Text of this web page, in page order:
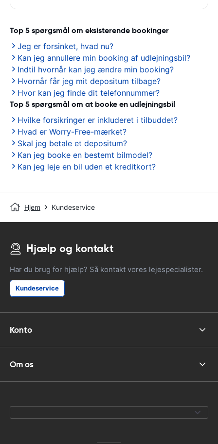
Top 5 spørgsmål om eksisterende bookinger
Jeg er forsinket, hvad nu?
Kan jeg annullere min booking af udlejningsbil?
Indtil hvornår kan jeg ændre min booking?
Hvornår får jeg mit depositum tilbage?
Hvor kan jeg finde dit telefonnummer?
Top 5 spørgsmål om at booke en udlejningsbil
Hvilke forsikringer er inkluderet i tilbuddet?
Hvad er Worry-Free-mærket?
Skal jeg betale et depositum?
Kan jeg booke en bestemt bilmodel?
Kan jeg leje en bil uden et kreditkort?
Hjem Kundeservice
Hjælp og kontakt
Har du brug for hjælp? Så kontakt vores lejespecialister.
Kundeservice
Konto
Om os